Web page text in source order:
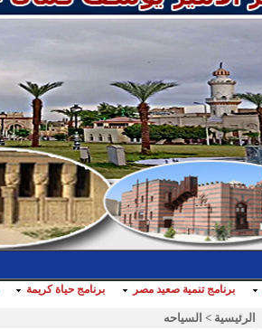
برنامج تنمية صعيد مصر برنامج حياة كريمة
الرئيسية > السياحه